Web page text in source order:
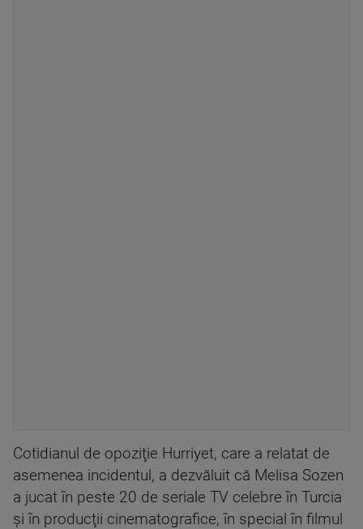
Cotidianul de opoziţie Hurriyet, care a relatat de
asemenea incidentul, a dezvăluit că Melisa Sozen
a jucat în peste 20 de seriale TV celebre în Turcia
şi în producţii cinematografice, în special în filmul